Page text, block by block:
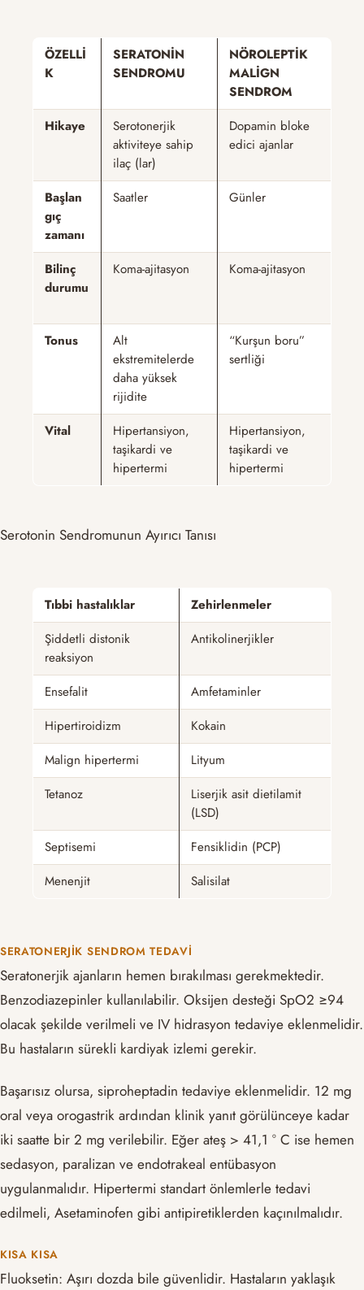
ÖZELLİ
K
SERATONİN
SENDROMU
NÖROLEPTİK
MALİGN
SENDROM
Hikaye
Serotonerjik
aktiviteye sahip
ilaç (lar)
Dopamin bloke
edici ajanlar
Başlan
gıç
zamanı
Saatler Günler
Bilinç
durumu
Koma-ajitasyon Koma-ajitasyon
Tonus
Alt
ekstremitelerde
daha yüksek
rijidite
“Kurşun boru”
sertliği
Vital
Hipertansiyon,
taşikardi ve
hipertermi
Hipertansiyon,
taşikardi ve
hipertermi
Serotonin Sendromunun Ayırıcı Tanısı
Tıbbi hastalıklar
Zehirlenmeler
Şiddetli distonik
reaksiyon
Antikolinerjikler
Ensefalit
Amfetaminler
Hipertiroidizm
Kokain
Malign hipertermi
Lityum
Tetanoz
Liserjik asit dietilamit
(LSD)
Septisemi
Fensiklidin (PCP)
Menenjit
Salisilat
SERATONERJIK SENDROM TEDAVI
Seratonerjik ajanların hemen bırakılması gerekmektedir.
Benzodiazepinler kullanılabilir. Oksijen desteği SpO2 ≥94
olacak şekilde verilmeli ve IV hidrasyon tedaviye eklenmelidir.
Bu hastaların sürekli kardiyak izlemi gerekir.
Başarısız olursa, siproheptadin tedaviye eklenmelidir. 12 mg
oral veya orogastrik ardından klinik yanıt görülünceye kadar
iki saatte bir 2 mg verilebilir. Eğer ateş > 41,1 ° C ise hemen
sedasyon, paralizan ve endotrakeal entübasyon
uygulanmalıdır. Hipertermi standart önlemlerle tedavi
edilmeli, Asetaminofen gibi antipiretiklerden kaçınılmalıdır.
KISA KISA
Fluoksetin: Aşırı dozda bile güvenlidir. Hastaların yaklaşık